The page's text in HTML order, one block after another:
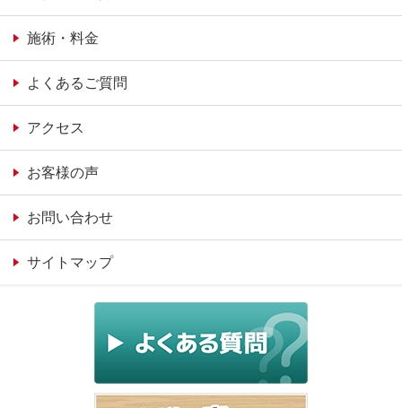
施術・料金
よくあるご質問
アクセス
お客様の声
お問い合わせ
サイトマップ